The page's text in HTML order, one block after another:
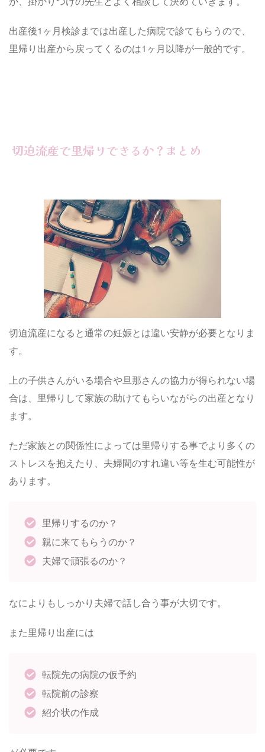
出産後1ヶ月検診までは出産した病院で診てもらうので、
里帰り出産から戻ってくるのは1ヶ月以降が一般的です。
切迫流産で里帰りできるか？まとめ
切迫流産になると通常の妊娠とは違い安静が必要となりま
す。
上の子供さんがいる場合や旦那さんの協力が得られない場
合は、里帰りして家族の助けてもらいながらの出産となり
ます。
ただ家族との関係性によっては里帰りする事でより多くの
ストレスを抱えたり、夫婦間のすれ違い等を生む可能性が
あります。
里帰りするのか？
親に来てもらうのか？
夫婦で頑張るのか？
なによりもしっかり夫婦で話し合う事が大切です。
また里帰り出産には
転院先の病院の仮予約
転院前の診察
紹介状の作成